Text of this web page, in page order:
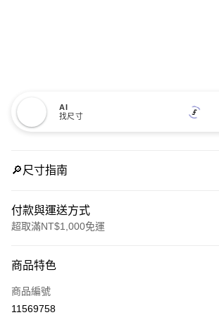
AI
找尺寸
🔎尺寸指南
付款與運送方式
超取滿NT$1,000免運
信用卡一次付款
信用卡分期付款
商品特色
商品編號
11569758